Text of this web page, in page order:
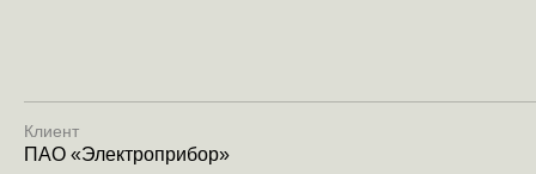
Клиент
ПАО «Электроприбор»